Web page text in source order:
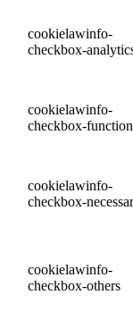
cookielawinfo-
checkbox-
cookielawinfo-
checkbox-
cookielawinfo-
checkbox-
cookielawinfo-
checkbox-others